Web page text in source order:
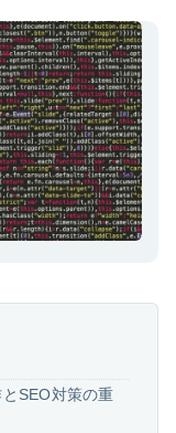
SEO対策の重